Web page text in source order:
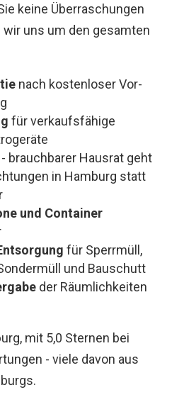
keine Überraschungen
uns um den gesamten
nach kostenloser Vor-
für verkaufsfähige
brauchbarer Hausrat geht
in Hamburg statt
und Container
für Sperrmüll,
und Bauschutt
der Räumlichkeiten
mit 5,0 Sternen bei
- viele davon aus